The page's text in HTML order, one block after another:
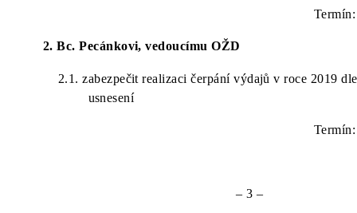
2. Bc. Pecánkovi, vedoucímu OŽD
2.1. zabezpečit realizaci čerpání výdajů v roce 2019
usnesení
– 3 –